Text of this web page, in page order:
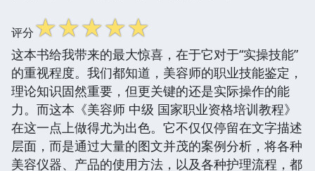
评分☆☆☆☆☆
这本书给我带来的最大惊喜，在于它对于“实操技能”
的重视程度。我们都知道，美容师的职业技能鉴定，
理论知识固然重要，但更关键的还是实际操作的能
力。而这本《美容师 中级 国家职业资格培训教程》
在这一点上做得尤为出色。它不仅仅停留在文字描述
层面，而是通过大量的图文并茂的案例分析，将各种
美容仪器、产品的使用方法，以及各种护理流程，都